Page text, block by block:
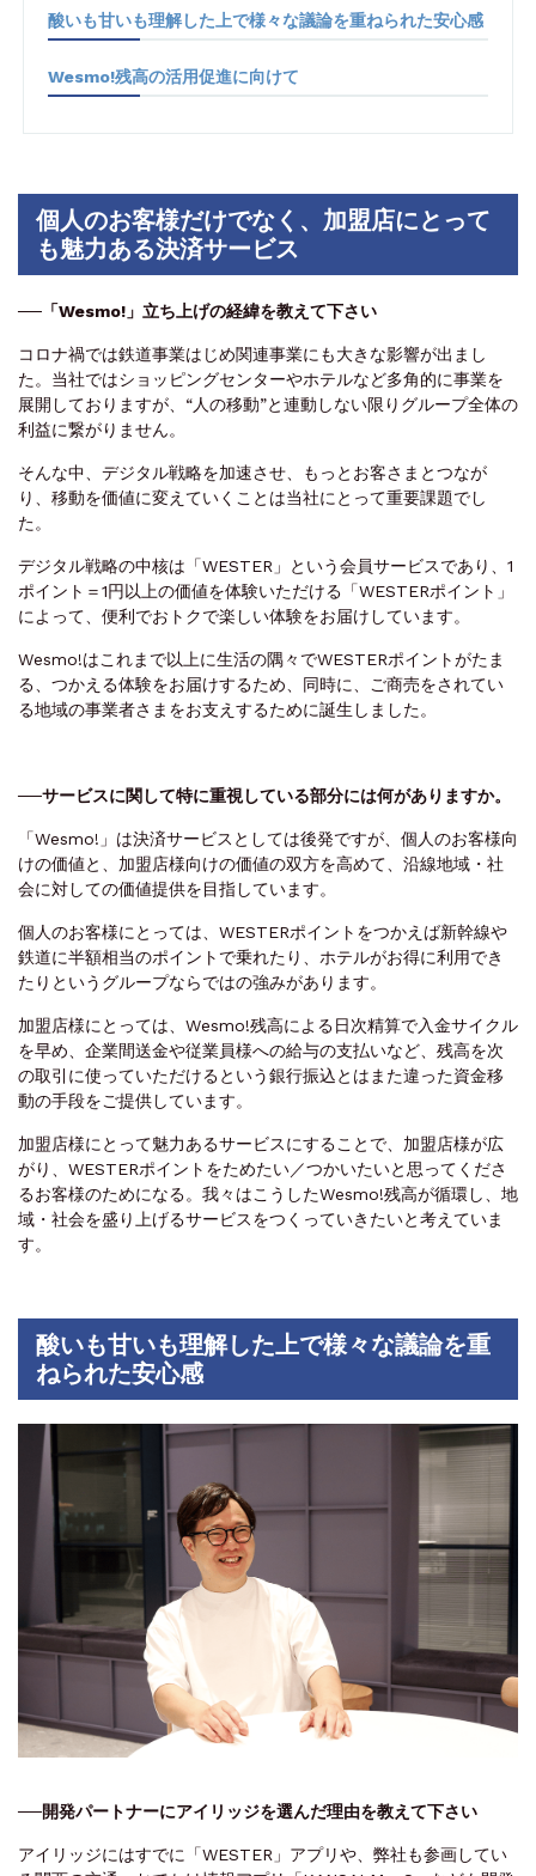
酸いも甘いも理解した上で様々な議論を重ねられた安心感
Wesmo!残高の活用促進に向けて
個人のお客様だけでなく、加盟店にとって
も魅力ある決済サービス
──「Wesmo!」立ち上げの経緯を教えて下さい
コロナ禍では鉄道事業はじめ関連事業にも大きな影響が出まし
た。当社ではショッピングセンターやホテルなど多角的に事業を
展開しておりますが、“人の移動”と連動しない限りグループ全体の
利益に繋がりません。
そんな中、デジタル戦略を加速させ、もっとお客さまとつなが
り、移動を価値に変えていくことは当社にとって重要課題でし
た。
デジタル戦略の中核は「WESTER」という会員サービスであり、1
ポイント＝1円以上の価値を体験いただける「WESTERポイント」
によって、便利でおトクで楽しい体験をお届けしています。
Wesmo!はこれまで以上に生活の隅々でWESTERポイントがたま
る、つかえる体験をお届けするため、同時に、ご商売をされてい
る地域の事業者さまをお支えするために誕生しました。
──サービスに関して特に重視している部分には何がありますか。
「Wesmo!」は決済サービスとしては後発ですが、個人のお客様向
けの価値と、加盟店様向けの価値の双方を高めて、沿線地域・社
会に対しての価値提供を目指しています。
個人のお客様にとっては、WESTERポイントをつかえば新幹線や
鉄道に半額相当のポイントで乗れたり、ホテルがお得に利用でき
たりというグループならではの強みがあります。
加盟店様にとっては、Wesmo!残高による日次精算で入金サイクル
を早め、企業間送金や従業員様への給与の支払いなど、残高を次
の取引に使っていただけるという銀行振込とはまた違った資金移
動の手段をご提供しています。
加盟店様にとって魅力あるサービスにすることで、加盟店様が広
がり、WESTERポイントをためたい／つかいたいと思ってくださ
るお客様のためになる。我々はこうしたWesmo!残高が循環し、地
域・社会を盛り上げるサービスをつくっていきたいと考えていま
す。
酸いも甘いも理解した上で様々な議論を重
ねられた安心感
──開発パートナーにアイリッジを選んだ理由を教えて下さい
アイリッジにはすでに「WESTER」アプリや、弊社も参画してい